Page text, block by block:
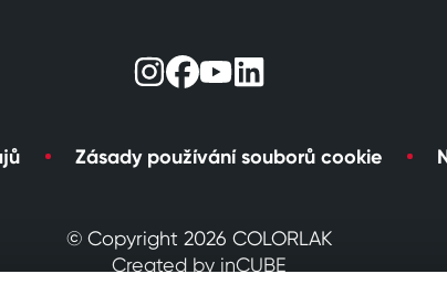
Zásady používání souborů cookie
© Copyright 2026 COLORLAK
Created by inCUBE